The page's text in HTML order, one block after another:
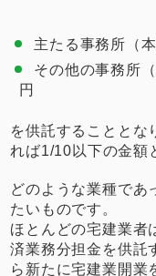
主たる事務所（
その他の事務所
円
を供託することとな
れば1/10以下の金額
どのような業種であ
たいものです。
ほとんどの宅建業者
済業務分担金を供託
ら新たに宅建業開業